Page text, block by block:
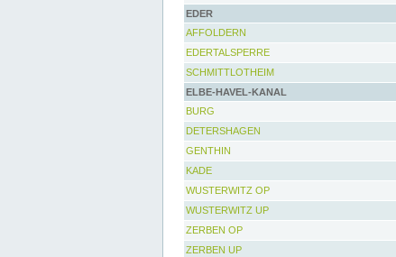
EDER
AFFOLDERN
EDERTALSPERRE
SCHMITTLOTHEIM
ELBE-HAVEL-KANAL
BURG
DETERSHAGEN
GENTHIN
KADE
WUSTERWITZ OP
WUSTERWITZ UP
ZERBEN OP
ZERBEN UP